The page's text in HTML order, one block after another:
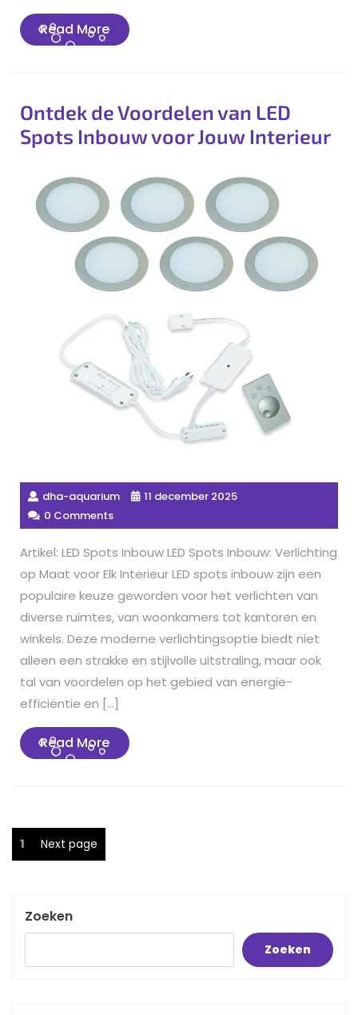
Read MoreRead
More
Ontdek de Voordelen van LED
Spots Inbouw voor Jouw Interieur
dha-aquarium
11 december 2025
0 Comments
Artikel: LED Spots Inbouw LED Spots Inbouw: Verlichting
op Maat voor Elk Interieur LED spots inbouw zijn een
populaire keuze geworden voor het verlichten van
diverse ruimtes, van woonkamers tot kantoren en
winkels. Deze moderne verlichtingsoptie biedt niet
alleen een strakke en stijlvolle uitstraling, maar ook
tal van voordelen op het gebied van energie-
efficiëntie en […]
Read MoreRead
More
Berichten
Page
1 Next page
Zoeken
Zoeken